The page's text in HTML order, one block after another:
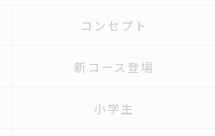
コンセプト
新コース登場
小学生